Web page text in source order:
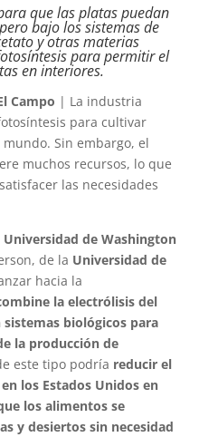
que las platas puedan
bajo los sistemas de
y otras materias
para permitir el
en interiores.
Campo | La industria
para cultivar
Sin embargo, el
muchos recursos, lo que
las necesidades
Universidad de Washington
de la Universidad de
hacia la
la electrólisis del
biológicos para
la producción de
este tipo podría reducir el
los Estados Unidos en
los alimentos se
y desiertos sin necesidad